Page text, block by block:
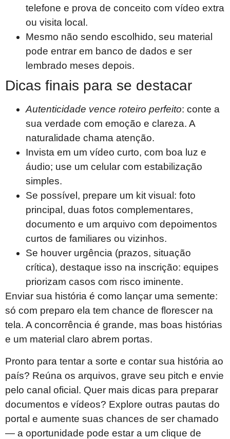
telefone e prova de conceito com vídeo extra
ou visita local.
Mesmo não sendo escolhido, seu material
pode entrar em banco de dados e ser
lembrado meses depois.
Dicas finais para se destacar
Autenticidade vence roteiro perfeito: conte a
sua verdade com emoção e clareza. A
naturalidade chama atenção.
Invista em um vídeo curto, com boa luz e
áudio; use um celular com estabilização
simples.
Se possível, prepare um kit visual: foto
principal, duas fotos complementares,
documento e um arquivo com depoimentos
curtos de familiares ou vizinhos.
Se houver urgência (prazos, situação
crítica), destaque isso na inscrição: equipes
priorizam casos com risco iminente.
Enviar sua história é como lançar uma semente:
só com preparo ela tem chance de florescer na
tela. A concorrência é grande, mas boas histórias
e um material claro abrem portas.
Pronto para tentar a sorte e contar sua história ao
país? Reúna os arquivos, grave seu pitch e envie
pelo canal oficial. Quer mais dicas para preparar
documentos e vídeos? Explore outras pautas do
portal e aumente suas chances de ser chamado
— a oportunidade pode estar a um clique de